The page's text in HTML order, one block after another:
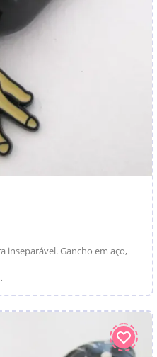
inseparável. Gancho em aço,